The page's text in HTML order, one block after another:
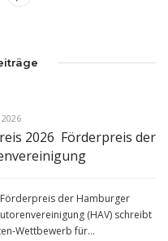
2026
2026 Förderpreis der
der Hamburger
(HAV) schreibt
Wettbewerb für...